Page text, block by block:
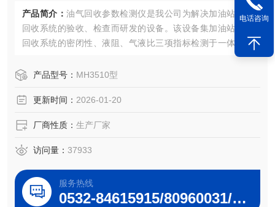
产品简介： 油气回收参数检测仪是我公司为解决加油站油气
回收系统的验收、检查而研发的设备。该设备集加油站油气
回收系统的密闭性、液阻、气液比三项指标检测于一体，可
实现所有检测过程自动记录、存储、生成报告等功能，使油
气回收参数的检测过程更加便捷、、规范，使检测数据更加
产品型号： MH3510型
更新时间： 2026-01-20
厂商性质： 生产厂家
访问量： 37933
服务热线
0532-84615915/80960031/80960032
电话咨询